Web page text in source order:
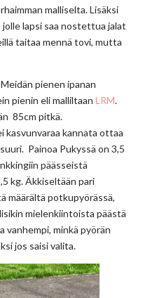
malliselta. Lisäksi
jolle lapsi saa nostettua jalat
taitaa mennä tovi, mutta
Meidän pienen ipanan
pienin eli malliltaanLRM.
85cm pitkä.
kasvunvaraa kannata ottaa
Painoa Pukyssä on 3,5
päässeistä
kg. Äkkiseltään pari
määrältä potkupyörässä,
mielenkiintoista päästä
vanhempi, minkä pyörän
jos saisi valita.